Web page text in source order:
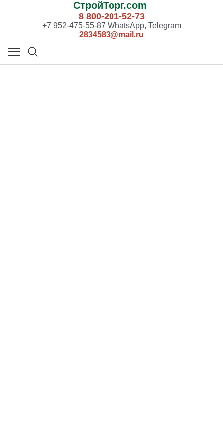
СтройТорг.com
8 800-201-52-73
+7 952-475-55-87 WhatsApp, Telegram
2834583@mail.ru